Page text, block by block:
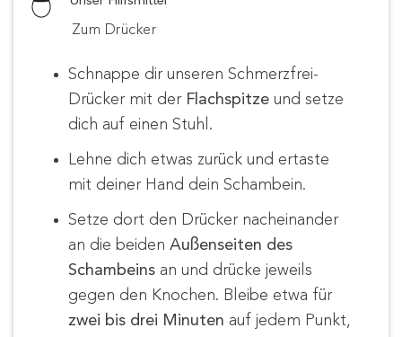
Zum Drücker
Schnappe dir unseren Schmerzfrei-
Drücker mit der Flachspitze und setze
dich auf einen Stuhl.
Lehne dich etwas zurück und ertaste
mit deiner Hand dein Schambein.
Setze dort den Drücker nacheinander
an die beidenAußenseiten des
Schambeins an und drücke jeweils
gegen den Knochen. Bleibe etwa für
zwei bis drei Minuten auf jedem Punkt,